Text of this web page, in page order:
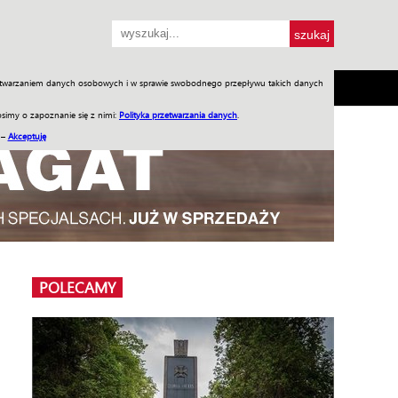
danych osobowych i w sprawie swobodnego przepływu takich danych
o zapoznanie się z nimi: Polityka przetwarzania danych
Akceptuję
SKLEP Jednodniówki Praca w WIW
POLECAMY